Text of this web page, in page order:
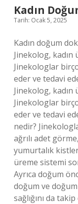
Kadın
Tarih: Ocak 5, 2025
Kadın doğum
Jinekolog, kadın
Jinekologlar
eder ve tedavi
Jinekolog, kadın
Jinekologlar
eder ve tedavi
nedir?
ağrılı adet
yumurtalık
üreme sistemi
Ayrıca doğum
doğum ve
sağlığını da